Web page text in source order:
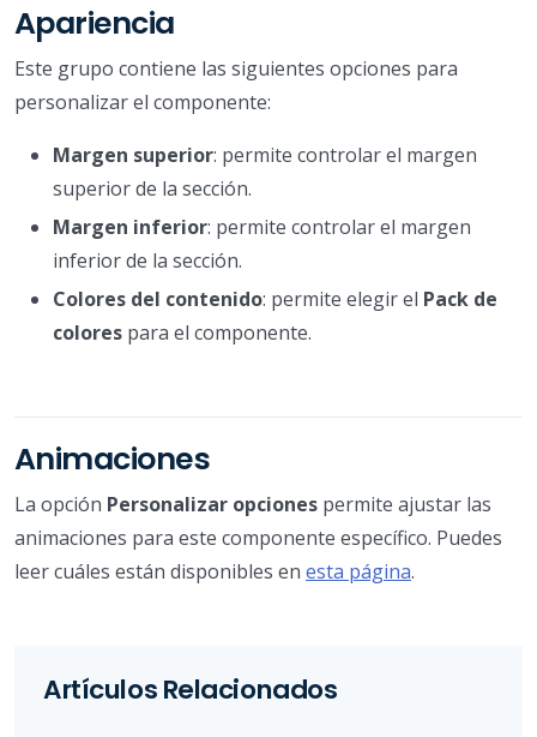
Apariencia
Este grupo contiene las siguientes opciones para
personalizar el componente:
Margen superior: permite controlar el margen
superior de la sección.
Margen inferior: permite controlar el margen
inferior de la sección.
Colores del contenido: permite elegir el Pack de
colores para el componente.
Animaciones
La opción Personalizar opciones permite ajustar las
animaciones para este componente específico. Puedes
leer cuáles están disponibles en esta página.
Artículos Relacionados